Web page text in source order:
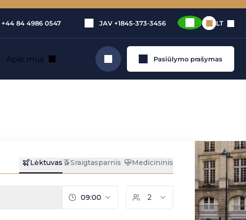
+44 84 4986 0547 JAV +1845-373-3456 LT
Apie mus Ieškoti Pasiūlymo prašymas